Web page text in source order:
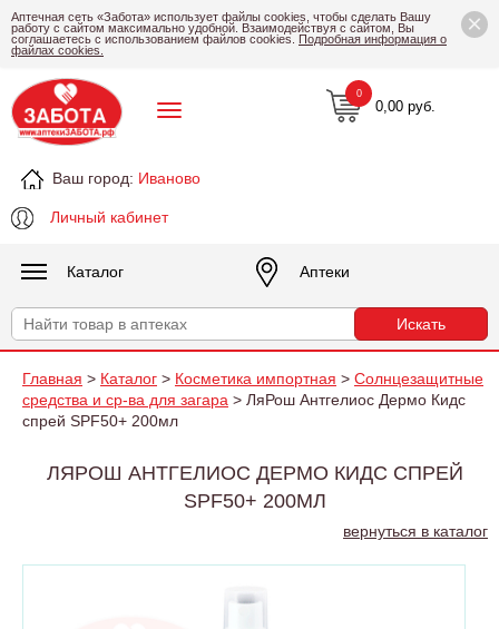
×
Аптечная сеть «Забота» использует файлы cookies, чтобы сделать Вашу
работу с сайтом максимально удобной. Взаимодействуя с сайтом, Вы
соглашаетесь с использованием файлов cookies. Подробная информация о
файлах cookies.
Ваш город: Иваново
Личный кабинет
0,00 руб.
0
Каталог Аптеки
Главная > Каталог > Косметика импортная > Солнцезащитные
средства и ср-ва для загара > ЛяРош Антгелиос Дермо Кидс
спрей SPF50+ 200мл
ЛЯРОШ АНТГЕЛИОС ДЕРМО КИДС СПРЕЙ
SPF50+ 200МЛ
вернуться в каталог